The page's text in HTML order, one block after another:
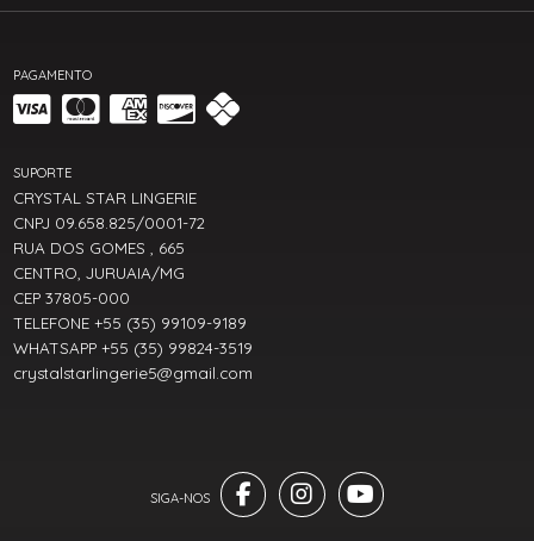
PAGAMENTO
SUPORTE
CRYSTAL STAR LINGERIE
CNPJ 09.658.825/0001-72
RUA DOS GOMES , 665
CENTRO, JURUAIA/MG
CEP 37805-000
TELEFONE +55 (35) 99109-9189
WHATSAPP +55 (35) 99824-3519
crystalstarlingerie5@gmail.com